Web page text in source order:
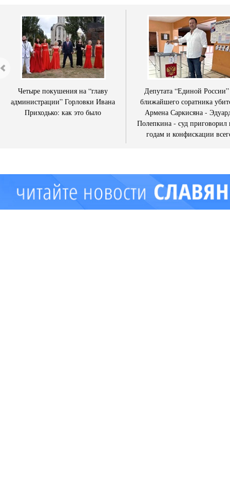
Четыре покушения на “главу
администрации” Горловки Ивана
Приходько: как это было
Депутата “Единой
ближайшего соратника
Армена Саркисяна -
Полепкина - суд приговорил
годам и конфискации